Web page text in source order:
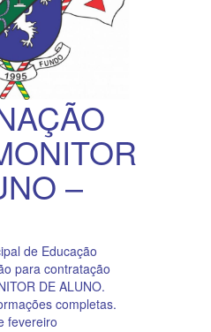
–
de Educação
para contratação
DE ALUNO.
completas.
fevereiro